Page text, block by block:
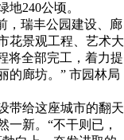
240公顷。
，瑞丰公园建设、廊
花景观工程、艺术大
将全部完工，着力提
的廊坊。” 市园林局
带给这座城市的翻天
一新。“不干则已，